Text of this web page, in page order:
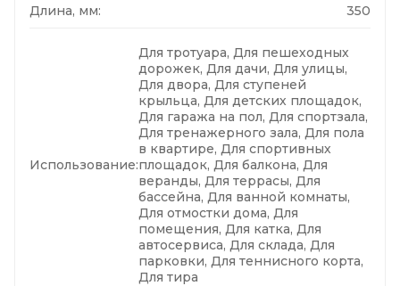
Длина, мм: 350
Использование:
Для тротуара, Для пешеходных
дорожек, Для дачи, Для улицы,
Для двора, Для ступеней
крыльца, Для детских площадок,
Для гаража на пол, Для спортзала,
Для тренажерного зала, Для пола
в квартире, Для спортивных
площадок, Для балкона, Для
веранды, Для террасы, Для
бассейна, Для ванной комнаты,
Для отмостки дома, Для
помещения, Для катка, Для
автосервиса, Для склада, Для
парковки, Для теннисного корта,
Для тира